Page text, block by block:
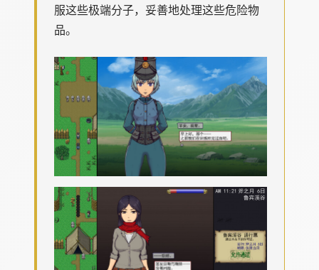
服这些极端分子，妥善地处理这些危险物
品。